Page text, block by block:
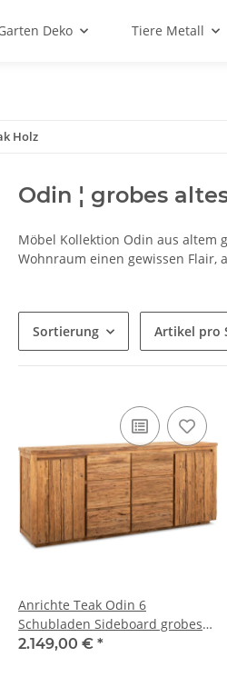
Deko Tiere Metall
Holz
Odin ¦ grobes
Möbel Kollektion Odin aus altem
Wohnraum einen gewissen Flair,
Sortierung Artikel pro
Anrichte Teak Odin 6
Schubladen Sideboard grobes
Altholz 200 cm
2.149,00 € *